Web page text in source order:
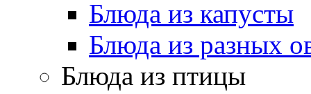
Блюда из капусты
Блюда из разных
Блюда из птицы